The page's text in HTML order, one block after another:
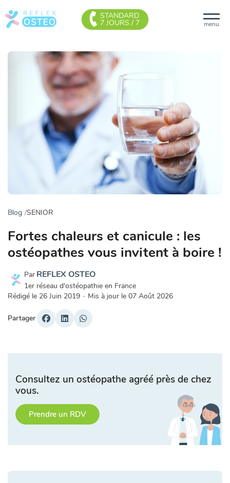
menu
STANDARD
7 JOURS / 7
Blog SENIOR
Fortes chaleurs et canicule : les
ostéopathes vous invitent à boire !
Par REFLEX OSTEO
1er réseau d'ostéopathie en France
Rédigé le 26 Juin 2019 · Mis à jour le 07 Août 2026
Partager
Consultez un ostéopathe agréé près de chez
vous.
Prendre un RDV